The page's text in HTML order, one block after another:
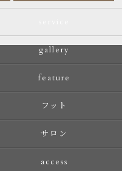
gallery
feature
フット
サロン
access